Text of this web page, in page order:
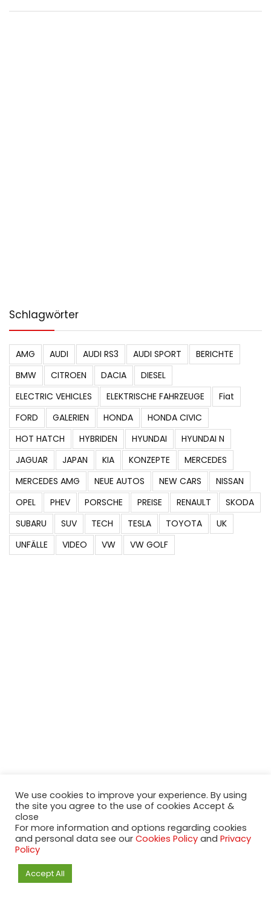
Schlagwörter
AMG AUDI AUDI RS3 AUDI SPORT
BERICHTE
BMW
CITROEN DACIA
DIESEL
ELECTRIC VEHICLES
ELEKTRISCHE FAHRZEUGE
Fiat
FORD
GALERIEN HONDA
HONDA CIVIC
HOT HATCH
HYBRIDEN HYUNDAI
HYUNDAI N
JAGUAR
JAPAN KIA KONZEPTE
MERCEDES
MERCEDES AMG
NEUE AUTOS NEW CARS
NISSAN
OPEL
PHEV PORSCHE PREISE RENAULT
SKODA
SUBARU
SUV TECH TESLA TOYOTA
UK
UNFÄLLE
VIDEO VW VW GOLF
We use cookies to improve your experience. By using
the site you agree to the use of cookies Accept &
close
For more information and options regarding cookies
and personal data see our Cookies Policy and Privacy
Policy
Accept All